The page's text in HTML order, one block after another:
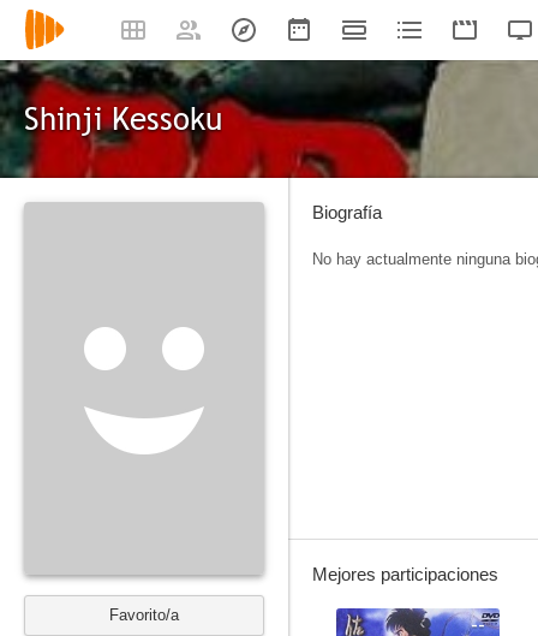
Shinji Kessoku
Favorito/a
Biografía
No hay actualmente ninguna
Mejores participaciones
--